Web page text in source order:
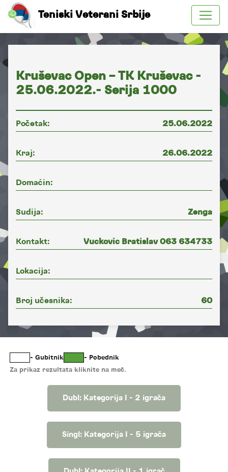
Teniski Veterani Srbije
Kruševac Open – TK Kruševac -
25.06.2022.- Serija 1000
Početak: 25.06.2022
Kraj: 26.06.2022
Domaćin:
Sudija: Zenga
Kontakt: Vuckovic Bratislav 063 634733
Lokacija:
Broj učesnika: 60
- Gubitnik
- Pobednik
Za prikaz rezultata kliknite na meč.
Dubl: Kategorija I - 2 igrača
Singl: Kategorija I - 5 igrača